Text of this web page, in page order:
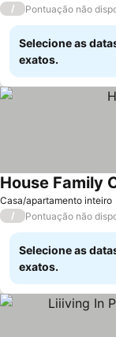
/ Pontuação não
Selecione as
exatos.
Casa/apartamento inteiro
House Family
/ Pontuação não
Selecione as
exatos.